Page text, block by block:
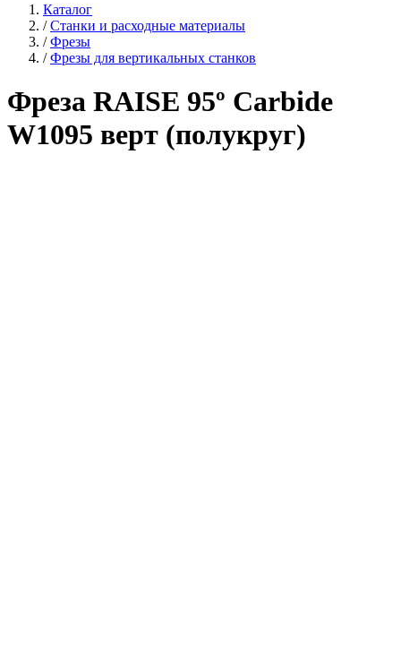
Каталог
/ Станки и расходные материалы
/ Фрезы
/ Фрезы для вертикальных станков
Фреза RAISE 95º Carbide
W1095 верт (полукруг)